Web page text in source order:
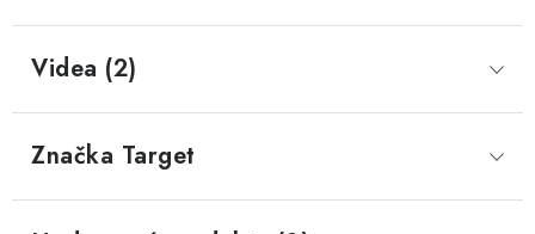
Videa (2)
Značka Target